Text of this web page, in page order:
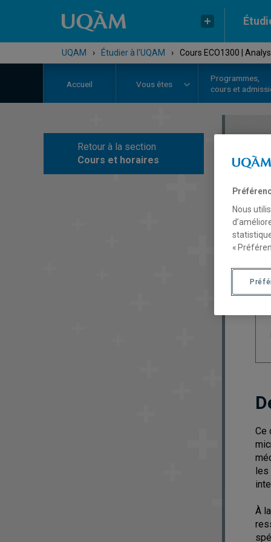
UQAM › Étudier à l'UQAM › Cours ECO1300 |
Accueil Vous êtes
Programmes,
cours et
Retour à la section
Cours et horaires
Ce
les
À
Nous
«